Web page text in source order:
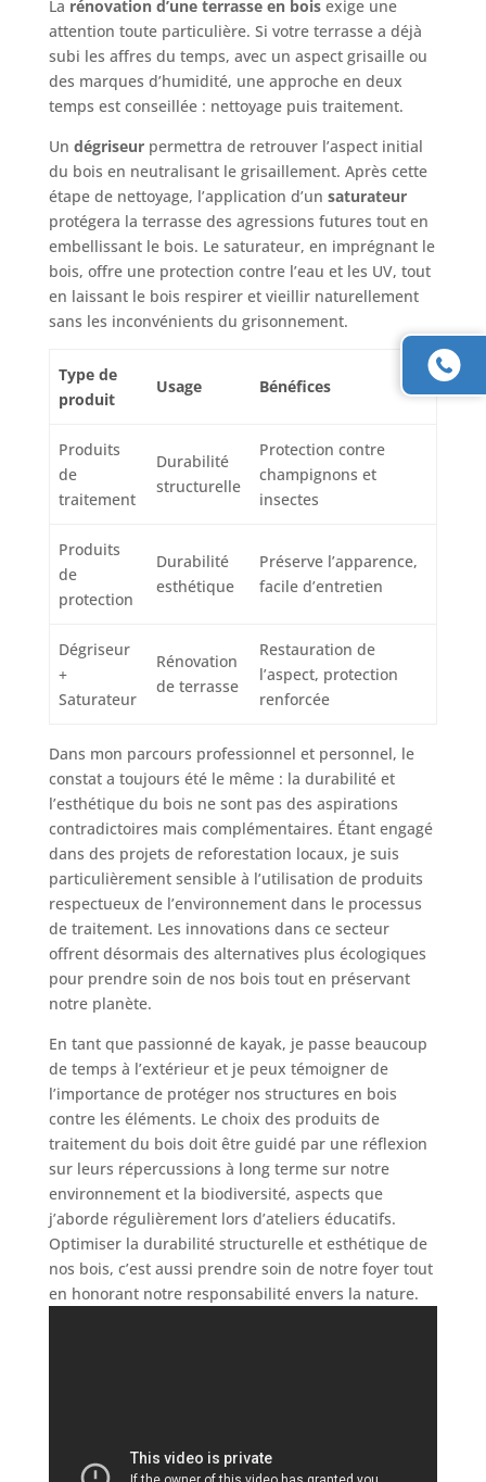
La rénovation d’une terrasse en boisexige une
attention toute particulière. Si votre terrasse a déjà
subi les affres du temps, avec un aspect grisaille ou
des marques d’humidité, une approche en deux
temps est conseillée : nettoyage puis traitement.
Un dégriseurpermettra de retrouver l’aspect initial
du bois en neutralisant le grisaillement. Après cette
étape de nettoyage, l’application d’un saturateur
protégera la terrasse des agressions futures tout en
embellissant le bois. Le saturateur, en imprégnant le
bois, offre une protection contre l’eau et les UV, tout
en laissant le bois respirer et vieillir naturellement
sans les inconvénients du grisonnement.
Type de
produit
Usage Bénéfices
Produits
de
traitement
Durabilité
structurelle
Protection contre
champignons et
insectes
Produits
de
protection
Durabilité
esthétique
Préserve l’apparence,
facile d’entretien
Dégriseur
+
Saturateur
Rénovation
de terrasse
Restauration de
l’aspect, protection
renforcée
Dans mon parcours professionnel et personnel, le
constat a toujours été le même : la durabilité et
l’esthétique du bois ne sont pas des aspirations
contradictoires mais complémentaires. Étant engagé
dans des projets de reforestation locaux, je suis
particulièrement sensible à l’utilisation de produits
respectueux de l’environnement dans le processus
de traitement. Les innovations dans ce secteur
offrent désormais des alternatives plus écologiques
pour prendre soin de nos bois tout en préservant
notre planète.
En tant que passionné de kayak, je passe beaucoup
de temps à l’extérieur et je peux témoigner de
l’importance de protéger nos structures en bois
contre les éléments. Le choix des produits de
traitement du bois doit être guidé par une réflexion
sur leurs répercussions à long terme sur notre
environnement et la biodiversité, aspects que
j’aborde régulièrement lors d’ateliers éducatifs.
Optimiser la durabilité structurelle et esthétique de
nos bois, c’est aussi prendre soin de notre foyer tout
en honorant notre responsabilité envers la nature.